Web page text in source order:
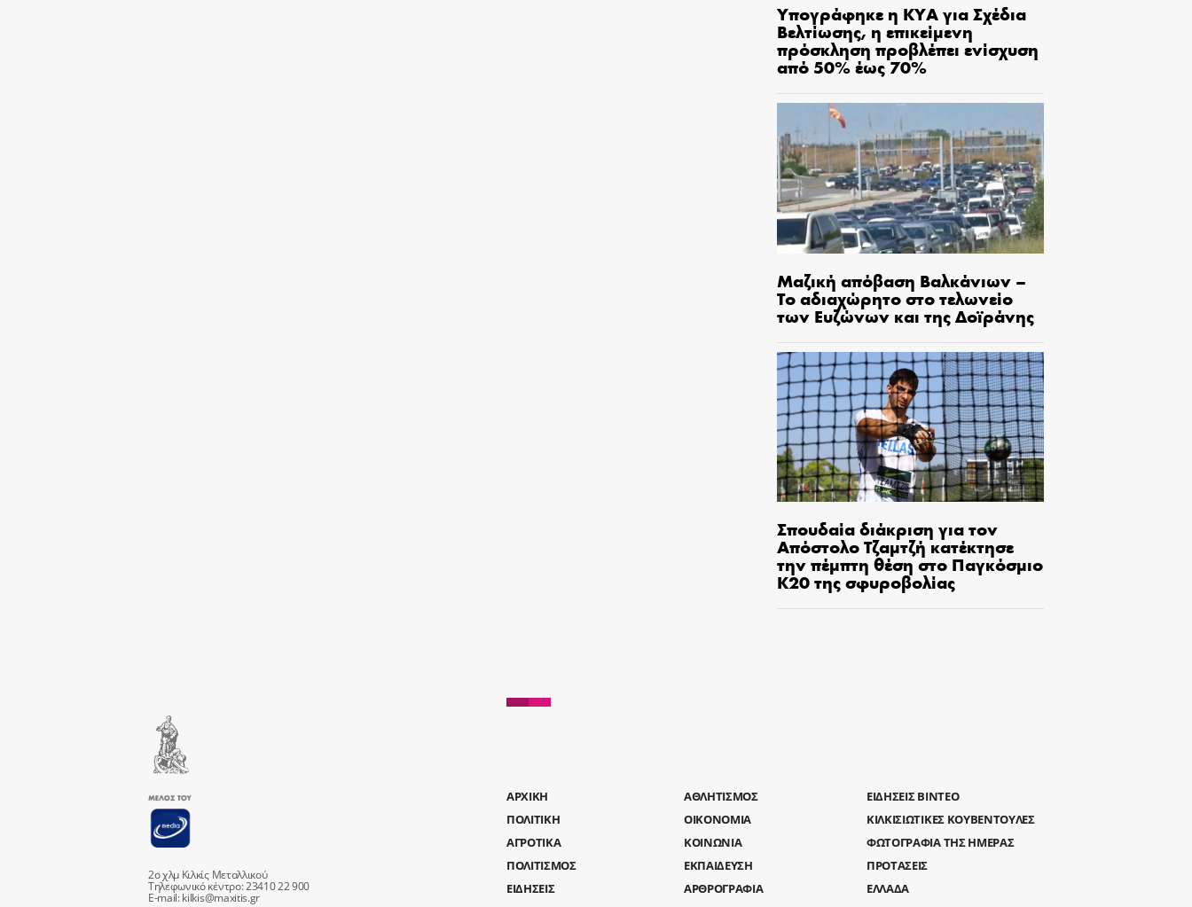
Υπογράφηκε η ΚΥΑ για Σχέδια
Βελτίωσης, η επικείμενη
πρόσκληση προβλέπει ενίσχυση
από 50% έως 70%
Μαζική απόβαση Βαλκάνιων –
Το αδιαχώρητο στο τελωνείο
των Ευζώνων και της Δοϊράνης
Σπουδαία διάκριση για τον
Απόστολο Τζαμτζή κατέκτησε
την πέμπτη θέση στο Παγκόσμιο
Κ20 της σφυροβολίας
2ο χλμ Κιλκίς Μεταλλικού
Τηλεφωνικό κέντρο: 23410 22 900
E-mail:kilkis@maxitis.gr
AΡΧΙΚΗ
ΑΘΛΗΤΙΣΜΟΣ
ΠΟΛΙΤΙΚΗ
ΟΙΚΟΝΟΜΙΑ
ΑΓΡΟΤΙΚΑ
ΚΟΙΝΩΝΙΑ
ΠΟΛΙΤΙΣΜΟΣ
ΕΚΠΑΙΔΕΥΣΗ
ΕΙΔΗΣΕΙΣ
ΑΡΘΡΟΓΡΑΦΙΑ
ΕΙΔΗΣΕΙΣ ΒΙΝΤΕΟ
ΚΙΛΚΙΣΙΩΤΙΚΕΣ ΚΟΥΒΕΝΤΟΥΛΕΣ
ΦΩΤΟΓΡΑΦΙΑ ΤΗΣ ΗΜΕΡΑΣ
ΠΡΟΤΑΣΕΙΣ
ΕΛΛΑΔΑ